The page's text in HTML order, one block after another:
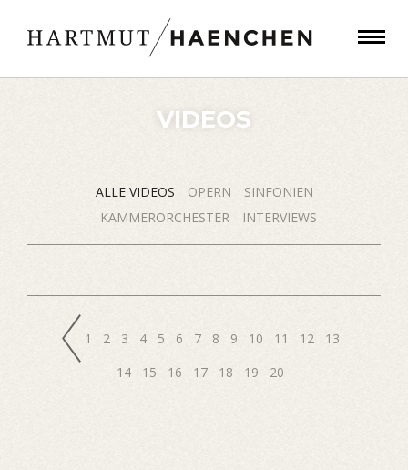
VIDEOS
ALLE VIDEOS OPERN
SINFONIEN
KAMMERORCHESTER
INTERVIEWS
1 2 3 4 5 6 7 8 9 10 11 12
13
14
15 16 17 18 19 20